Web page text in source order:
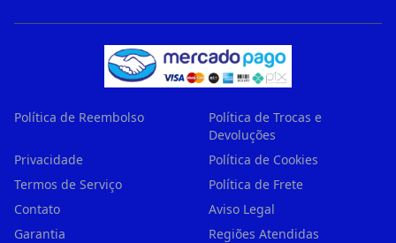
Política de Reembolso
Política de Trocas e
Devoluções
Privacidade
Política de Cookies
Termos de Serviço
Política de Frete
Contato
Aviso Legal
Garantia
Regiões Atendidas